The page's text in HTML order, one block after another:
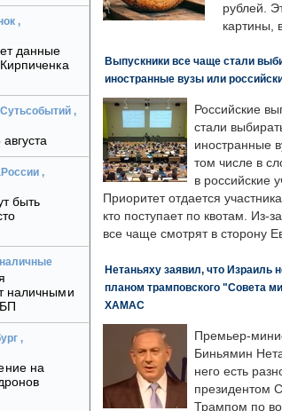
,
данные
,
,
быть
наличными
,
на
рублей.
картины,
Выпускники все чаще стали
иностранные вузы или
Российские
стали
иностранные
том числе в
в российские
Приоритет отдается
кто поступает по квотам. Из-
все чаще смотрят в сторону
Нетаньяху заявил, что Израиль
планом трамповского "Совета
ХАМАС
Премьер-
Биньямин
него есть
президентом
Трампом по